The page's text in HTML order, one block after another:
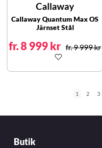
Callaway
Callaway Quantum Max OS
Järnset Stål
fr. 8 999 kr fr. 9 999 kr
1 2 3
Butik